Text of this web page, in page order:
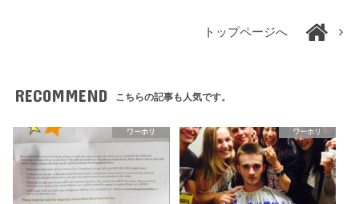
トップページへ
RECOMMEND こちらの記事も人気です。
ワーホリ ワーホリ